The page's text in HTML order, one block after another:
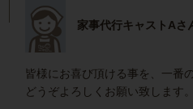
家事代行キャストAさ
皆様にお喜び頂ける事を、一番
どうぞよろしくお願い致します。